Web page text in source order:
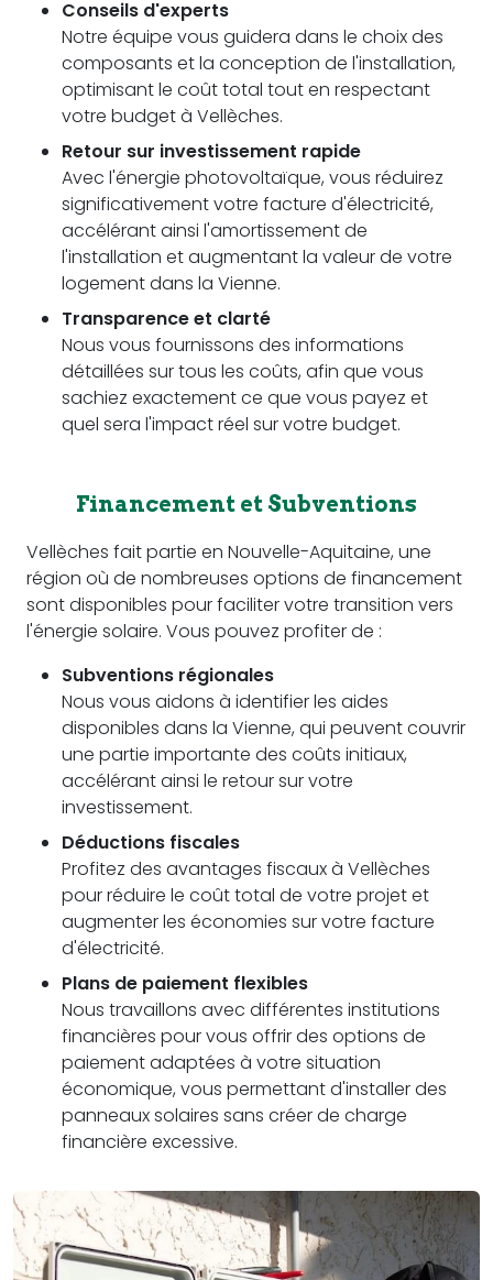
Conseils d'experts
Notre équipe vous guidera dans le choix des
composants et la conception de l'installation,
optimisant le coût total tout en respectant
votre budget à Vellèches.
Retour sur investissement rapide
Avec l'énergie photovoltaïque, vous réduirez
significativement votre facture d'électricité,
accélérant ainsi l'amortissement de
l'installation et augmentant la valeur de votre
logement dans la Vienne.
Transparence et clarté
Nous vous fournissons des informations
détaillées sur tous les coûts, afin que vous
sachiez exactement ce que vous payez et
quel sera l'impact réel sur votre budget.
Financement et Subventions
Vellèches fait partie en Nouvelle-Aquitaine, une
région où de nombreuses options de financement
sont disponibles pour faciliter votre transition vers
l'énergie solaire. Vous pouvez profiter de :
Subventions régionales
Nous vous aidons à identifier les aides
disponibles dans la Vienne, qui peuvent couvrir
une partie importante des coûts initiaux,
accélérant ainsi le retour sur votre
investissement.
Déductions fiscales
Profitez des avantages fiscaux à Vellèches
pour réduire le coût total de votre projet et
augmenter les économies sur votre facture
d'électricité.
Plans de paiement flexibles
Nous travaillons avec différentes institutions
financières pour vous offrir des options de
paiement adaptées à votre situation
économique, vous permettant d'installer des
panneaux solaires sans créer de charge
financière excessive.